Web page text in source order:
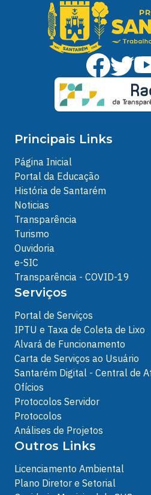
Principais Links
Página Inicial
Portal da Educação
História de Santarém
Noticias
Transparência
Turismo
Ouvidoria
e-SIC
Transparência - COVID-19
Serviços
Portal de Serviços
IPTU e Taxa de Coleta de Lixo
Alvará de Funcionamento
Carta de Serviços ao Usuário
Santarém Digital - Central de
Ofícios
Protocolos Servidor
Protocolos
Análises de Projetos
Outros Links
Licenciamento Ambiental
Plano Diretor e Setorial